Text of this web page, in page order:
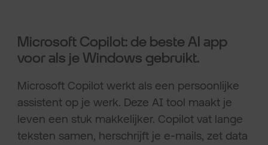
Microsoft Copilot: de beste AI app
voor als je Windows gebruikt.
Microsoft Copilot werkt als een persoonlijke
assistent op je werk. Deze AI tool maakt je
leven een stuk makkelijker. Copilot vat lange
teksten samen, herschrijft je e-mails, zet data